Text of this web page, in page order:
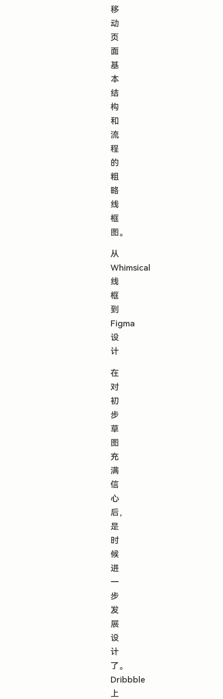
移
动
页
面
基
本
结
构
和
流
程
的
粗
略
线
框
图。
从
Whimsical
线
框
到
Figma
设
计
在
对
初
步
草
图
充
满
信
心
后，
是
时
候
进
一
步
发
展
设
计
了。
Dribbble
上